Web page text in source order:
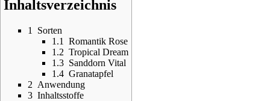
Inhaltsverzeichnis
1
Sorten
1.1
Romantik Rose
1.2 Tropical Dream
1.3 Sanddorn Vital
1.4 Granatapfel
2 Anwendung
3 Inhaltsstoffe